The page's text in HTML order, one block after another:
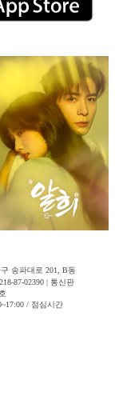
송파대로 201, B동
87-02390 | 통신판
/ 점심시간